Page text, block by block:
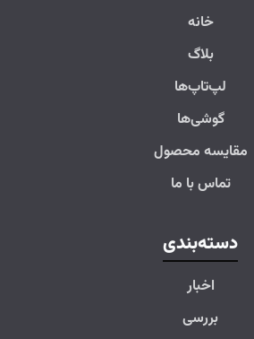
خانه
بلاگ
لپ‌تاپ‌ها
گوشی‌ها
مقایسه محصول
تماس با ما
دسته‌بندی
اخبار
بررسی